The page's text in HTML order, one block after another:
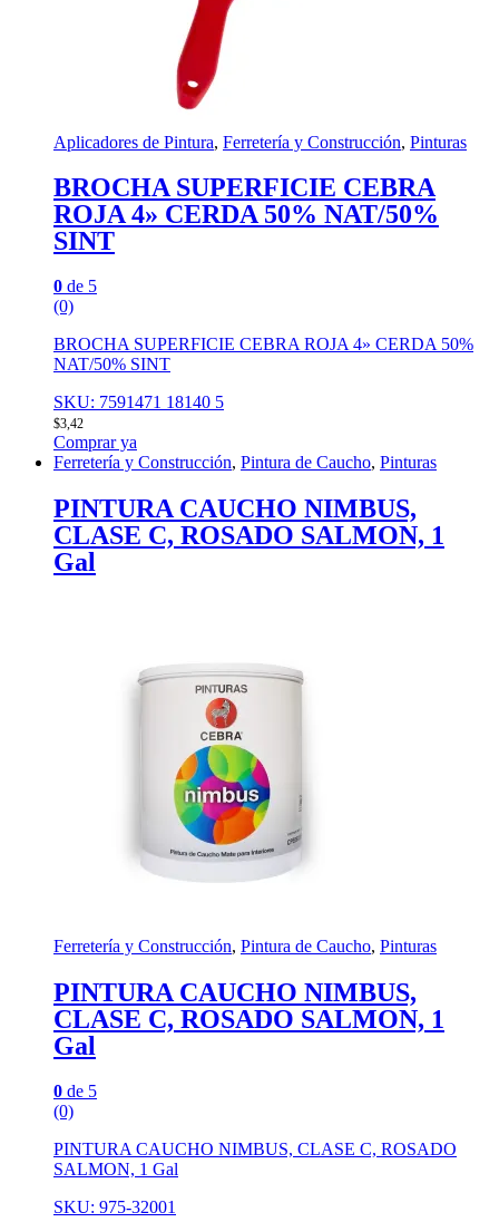
Aplicadores de Pintura, Ferretería y Construcción, Pinturas
BROCHA SUPERFICIE CEBRA
ROJA 4» CERDA 50% NAT/50%
SINT
0 de 5
(0)
BROCHA SUPERFICIE CEBRA ROJA 4» CERDA 50%
NAT/50% SINT
SKU: 7591471 18140 5
$3,42
Comprar ya
Ferretería y Construcción, Pintura de Caucho, Pinturas
PINTURA CAUCHO NIMBUS,
CLASE C, ROSADO SALMON, 1
Gal
Ferretería y Construcción, Pintura de Caucho, Pinturas
PINTURA CAUCHO NIMBUS,
CLASE C, ROSADO SALMON, 1
Gal
0 de 5
(0)
PINTURA CAUCHO NIMBUS, CLASE C, ROSADO
SALMON, 1 Gal
SKU: 975-32001